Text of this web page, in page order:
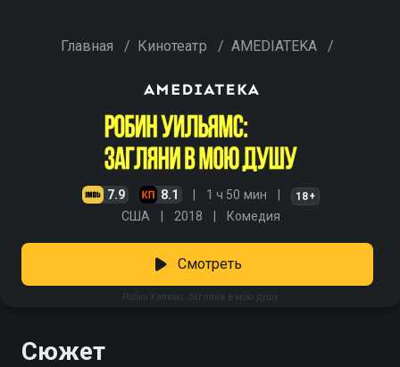
Главная / Кинотеатр / AMEDIATEKA /
7.9 8.1 1 ч 50 мин 18+
США 2018 Комедия
Робин Уилямс: Загляни в мою душу
Смотреть
Сюжет